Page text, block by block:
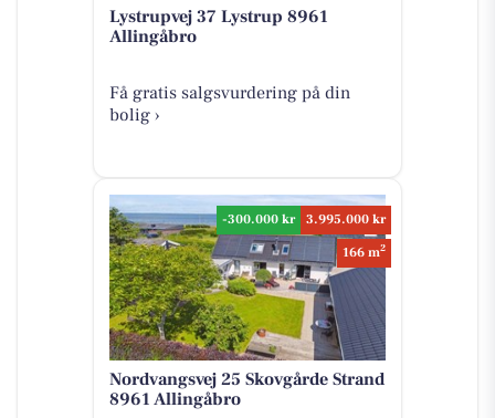
Lystrupvej 37 Lystrup 8961
Allingåbro
Få gratis salgsvurdering på din
bolig ›
-300.000 kr
3.995.000 kr
166 m2
Nordvangsvej 25 Skovgårde Strand
8961 Allingåbro